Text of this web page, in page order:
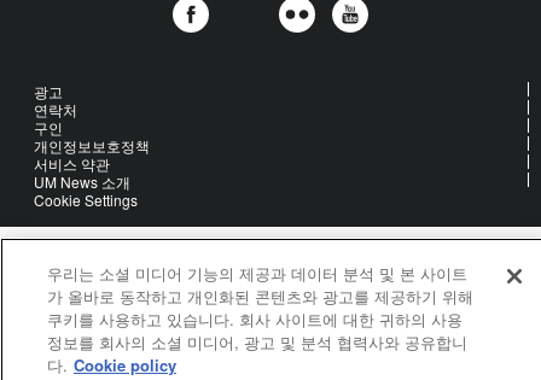
광고
연락처
구인
개인정보보호정책
서비스 약관
UM News 소개
Cookie Settings
United Methodist Communications is an agency of The United
Methodist Church
©2026United Methodist Communications. All Rights Reserved
우리는 소셜 미디어 기능의 제공과 데이터 분석 및 본 사이트
가 올바로 동작하고 개인화된 콘텐츠와 광고를 제공하기 위해
쿠키를 사용하고 있습니다. 회사 사이트에 대한 귀하의 사용
정보를 회사의 소셜 미디어, 광고 및 분석 협력사와 공유합니
다. Cookie policy